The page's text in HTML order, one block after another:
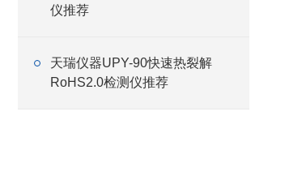
仪推荐
天瑞仪器UPY-90快速热裂解
RoHS2.0检测仪推荐